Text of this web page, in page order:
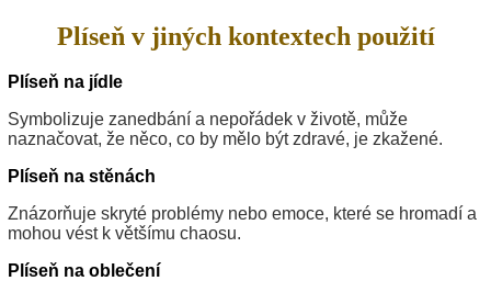
Plíseň v jiných kontextech použití
Plíseň na jídle
Symbolizuje zanedbání a nepořádek v životě, může
naznačovat, že něco, co by mělo být zdravé, je zkažené.
Plíseň na stěnách
Znázorňuje skryté problémy nebo emoce, které se hromadí a
mohou vést k většímu chaosu.
Plíseň na oblečení